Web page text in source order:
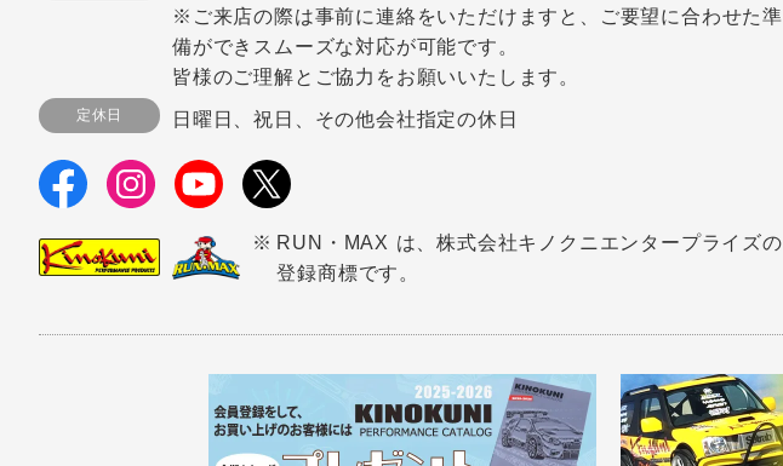
※ご来店の際は事前に連絡をいただけますと、ご要望に合わせた準
備ができスムーズな対応が可能です。
皆様のご理解とご協力をお願いいたします。
定休日 日曜日、祝日、その他会社指定の休日
RUN・MAX は、株式会社キノクニエンタープライズの
登録商標です。